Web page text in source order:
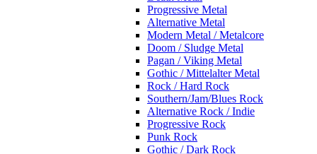
Progressive Metal
Alternative Metal
Modern Metal / Metalcore
Doom / Sludge Metal
Pagan / Viking Metal
Gothic / Mittelalter Metal
Rock / Hard Rock
Southern/Jam/Blues Rock
Alternative Rock / Indie
Progressive Rock
Punk Rock
Gothic / Dark Rock